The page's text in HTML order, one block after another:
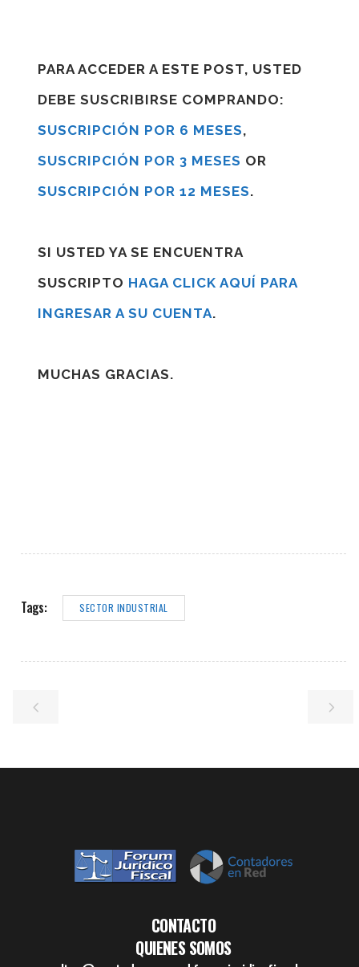
PARA ACCEDER A ESTE POST, USTED
DEBE SUSCRIBIRSE COMPRANDO:
SUSCRIPCIÓN POR 6 MESES,
SUSCRIPCIÓN POR 3 MESES OR
SUSCRIPCIÓN POR 12 MESES.
SI USTED YA SE ENCUENTRA
SUSCRIPTO HAGA CLICK AQUÍ PARA
INGRESAR A SU CUENTA.
MUCHAS GRACIAS.
Tags: SECTOR INDUSTRIAL
CONTACTO
QUIENES SOMOS